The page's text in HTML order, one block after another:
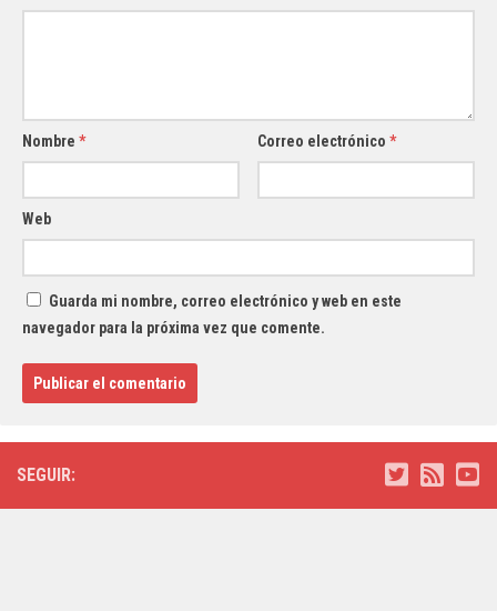
Nombre * Correo electrónico*
Web
Guarda mi nombre, correo electrónico y web en este
navegador para la próxima vez que comente.
SEGUIR: